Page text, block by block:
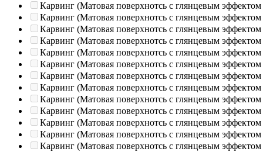
Карвинг (Матовая поверхнотсь с глянцевым эффектом
Карвинг (Матовая поверхнотсь с глянцевым эффектом
Карвинг (Матовая поверхнотсь с глянцевым эффектом
Карвинг (Матовая поверхнотсь с глянцевым эффектом
Карвинг (Матовая поверхнотсь с глянцевым эффектом
Карвинг (Матовая поверхнотсь с глянцевым эффектом
Карвинг (Матовая поверхнотсь с глянцевым эффектом
Карвинг (Матовая поверхнотсь с глянцевым эффектом
Карвинг (Матовая поверхнотсь с глянцевым эффектом
Карвинг (Матовая поверхнотсь с глянцевым эффектом
Карвинг (Матовая поверхнотсь с глянцевым эффектом
Карвинг (Матовая поверхнотсь с глянцевым эффектом
Карвинг (Матовая поверхнотсь с глянцевым эффектом